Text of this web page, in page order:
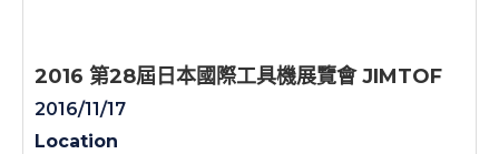
2016 第28屆日本國際工具機展覽會 JIMTOF
2016/11/17
Location